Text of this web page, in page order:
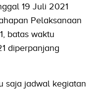
19 Juli 2021
Pelaksanaan
batas waktu
diperpanjang
saja jadwal kegiatan